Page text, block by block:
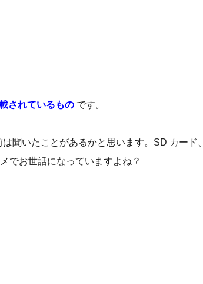
されているもの です。
聞いたことがあるかと思います。SD カード、
でお世話になっていますよね？